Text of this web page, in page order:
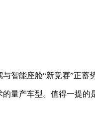
能座舱“新竞赛”正蓄势
产车型。值得一提的